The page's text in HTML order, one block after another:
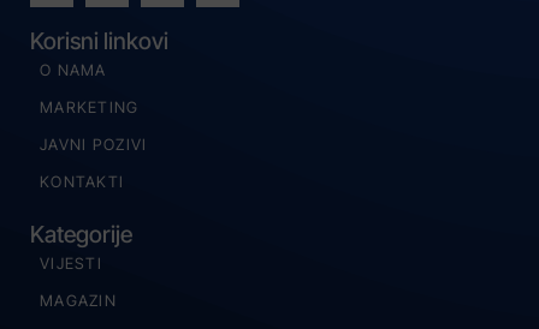
Korisni linkovi
O NAMA
MARKETING
JAVNI POZIVI
KONTAKTI
Kategorije
VIJESTI
MAGAZIN